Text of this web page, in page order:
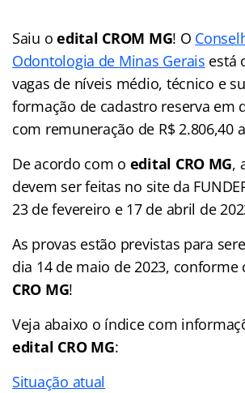
Saiu oedital CROM MG! O
Odontologia de Minas Gerais está
vagas de níveis médio, técnico e
formação de cadastro reserva em
com remuneração de R$ 2.806,40
De acordo com o edital CRO MG,
devem ser feitas no site da
23 de fevereiro e 17 de abril de
As provas estão previstas para
dia 14 de maio de 2023, conforme
CRO MG!
Veja abaixo o índicecom
edital CRO MG:
Situação atual